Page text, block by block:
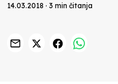
14.03.2018 · 3 min čitanja